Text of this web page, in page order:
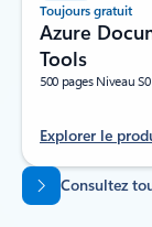
Toujours gratuit
Azure
Tools
500 pages Niveau S0
Explorer le
Revenir aux
Consultez